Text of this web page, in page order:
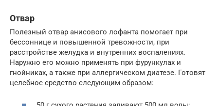
Отвар
Полезный отвар анисового лофанта помогает при
бессоннице и повышенной тревожности, при
расстройстве желудка и внутренних воспалениях.
Наружно его можно применять при фурункулах и
гнойниках, а также при аллергическом диатезе. Готовят
целебное средство следующим образом: